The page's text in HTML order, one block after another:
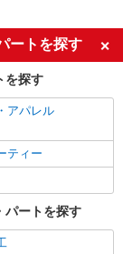
）活躍中
ートを探す
を探す
アパレル
ティー
パートを探す